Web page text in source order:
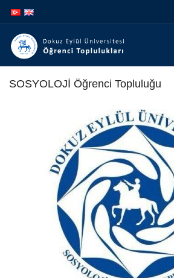
SOSYOLOJİ Öğrenci Topluluğu